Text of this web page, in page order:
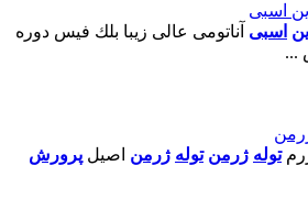
اسبى
اسبى آناتومى عالى زيبا بلك فيس دوره
...
توله ژرمن توله ژرمن اصيل پرورش